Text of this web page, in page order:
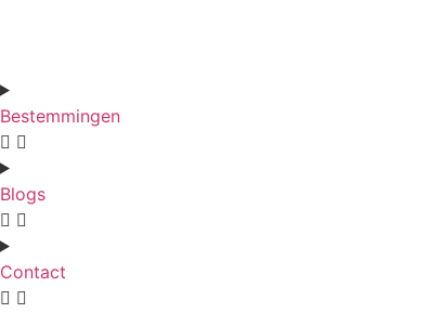
Bestemmingen
Blogs
Contact